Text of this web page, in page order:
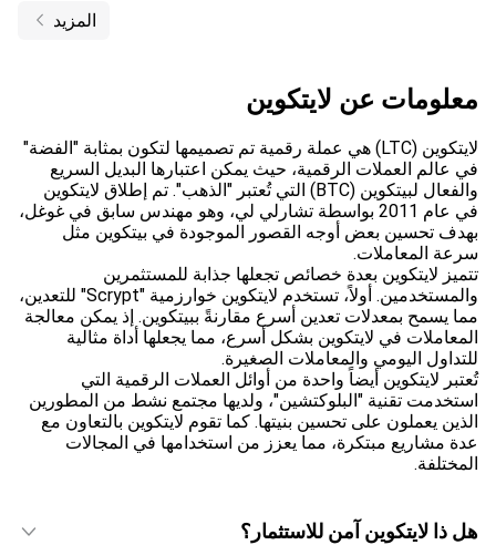
المزيد
معلومات عن لايتكوين
لايتكوين (LTC) هي عملة رقمية تم تصميمها لتكون بمثابة "الفضة"
في عالم العملات الرقمية، حيث يمكن اعتبارها البديل السريع
والفعال لبيتكوين (BTC) التي تُعتبر "الذهب". تم إطلاق لايتكوين
في عام 2011 بواسطة تشارلي لي، وهو مهندس سابق في غوغل،
بهدف تحسين بعض أوجه القصور الموجودة في بيتكوين مثل
سرعة المعاملات.
تتميز لايتكوين بعدة خصائص تجعلها جذابة للمستثمرين
والمستخدمين. أولاً، تستخدم لايتكوين خوارزمية "Scrypt" للتعدين،
مما يسمح بمعدلات تعدين أسرع مقارنةً ببيتكوين. إذ يمكن معالجة
المعاملات في لايتكوين بشكل أسرع، مما يجعلها أداة مثالية
للتداول اليومي والمعاملات الصغيرة.
تُعتبر لايتكوين أيضاً واحدة من أوائل العملات الرقمية التي
استخدمت تقنية "البلوكتشين"، ولديها مجتمع نشط من المطورين
الذين يعملون على تحسين بنيتها. كما تقوم لايتكوين بالتعاون مع
عدة مشاريع مبتكرة، مما يعزز من استخدامها في المجالات
المختلفة.
هل ذا لايتكوين آمن للاستثمار؟